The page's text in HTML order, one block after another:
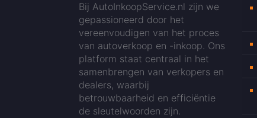
Bij AutoInkoopService.nl zijn we
gepassioneerd door het
vereenvoudigen van het proces
van autoverkoop en -inkoop. Ons
platform staat centraal in het
samenbrengen van verkopers en
dealers, waarbij
betrouwbaarheid en efficiëntie
de sleutelwoorden zijn.